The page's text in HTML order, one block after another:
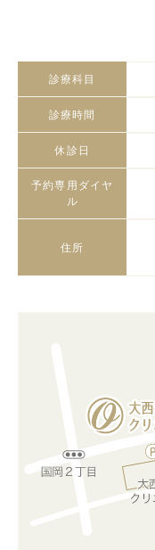
診療科目
診療時間
休診日
予約専用ダイヤ
ル
住所